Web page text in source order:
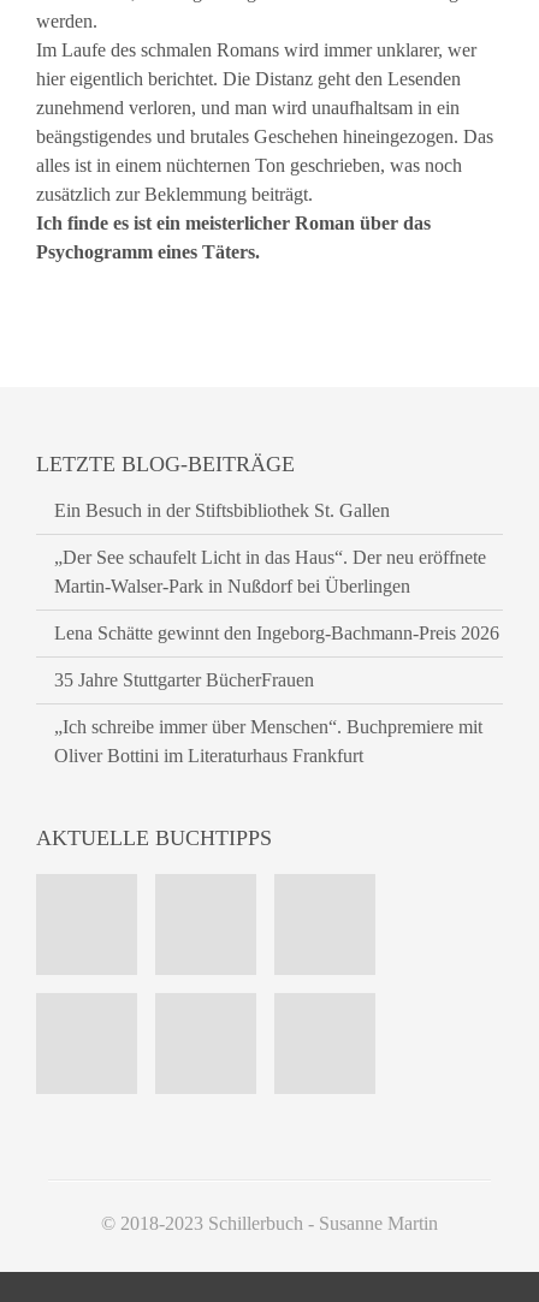
werden.
Im Laufe des schmalen Romans wird immer unklarer, wer
hier eigentlich berichtet. Die Distanz geht den Lesenden
zunehmend verloren, und man wird unaufhaltsam in ein
beängstigendes und brutales Geschehen hineingezogen. Das
alles ist in einem nüchternen Ton geschrieben, was noch
zusätzlich zur Beklemmung beiträgt.
Ich finde es ist ein meisterlicher Roman über das
Psychogramm eines Täters.
LETZTE BLOG-BEITRÄGE
Ein Besuch in der Stiftsbibliothek St. Gallen
„Der See schaufelt Licht in das Haus“. Der neu eröffnete
Martin-Walser-Park in Nußdorf bei Überlingen
Lena Schätte gewinnt den Ingeborg-Bachmann-Preis 2026
35 Jahre Stuttgarter BücherFrauen
„Ich schreibe immer über Menschen“. Buchpremiere mit
Oliver Bottini im Literaturhaus Frankfurt
AKTUELLE BUCHTIPPS
© 2018-2023 Schillerbuch - Susanne Martin